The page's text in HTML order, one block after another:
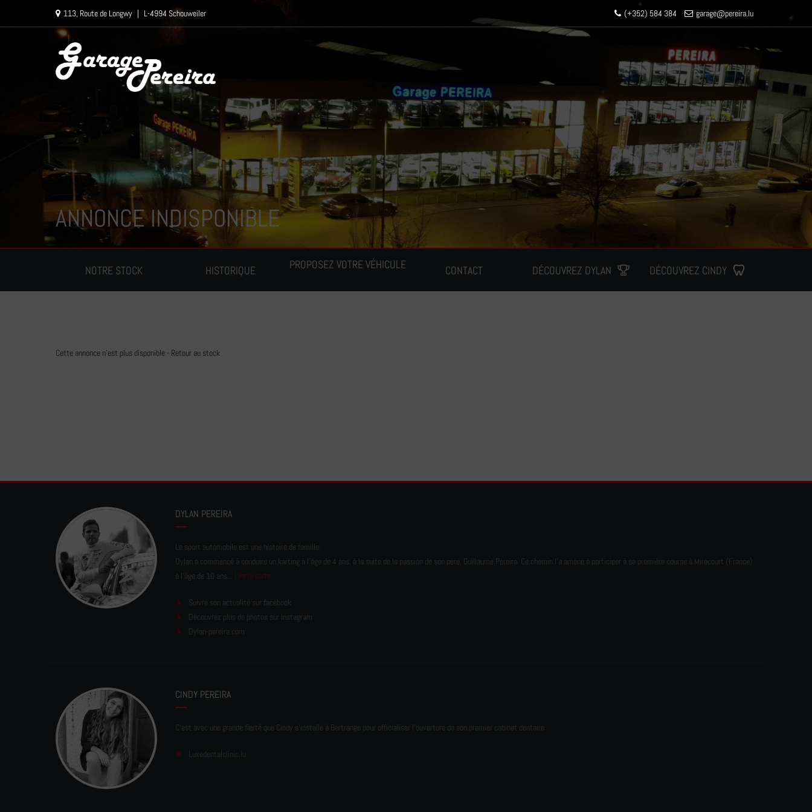
113, Route de Longwy | L-4994 Schouweiler (+352) 584 384 garage@pereira.lu
NOTRE STOCK HISTORIQUE PROPOSEZ VOTRE VÉHICULE CONTACT DÉCOUVREZ DYLAN DÉCOUVREZ CINDY
ANNONCE INDISPONIBLE
Cette annonce n'est plus disponible - Retour au stock
DYLAN PEREIRA
Le sport automobile est une histoire de famille.
Dylan a commencé à conduire un karting à l’âge de 4 ans, à la suite de la passion de son père, Guillaume Pereira. Ce chemin l'a amené à participer à sa première course à Mirecourt (France)
à l'âge de 10 ans... Lire la suite
Suivre son actualité sur facebook
Découvrez plus de photos sur Instagram
Dylan-pereira.com
CINDY PEREIRA
C'est avec une grande fierté que Cindy s'installe à Bertrange pour officialiser l'ouverture de son premier cabinet dentaire.
Luxedentalclinic.lu